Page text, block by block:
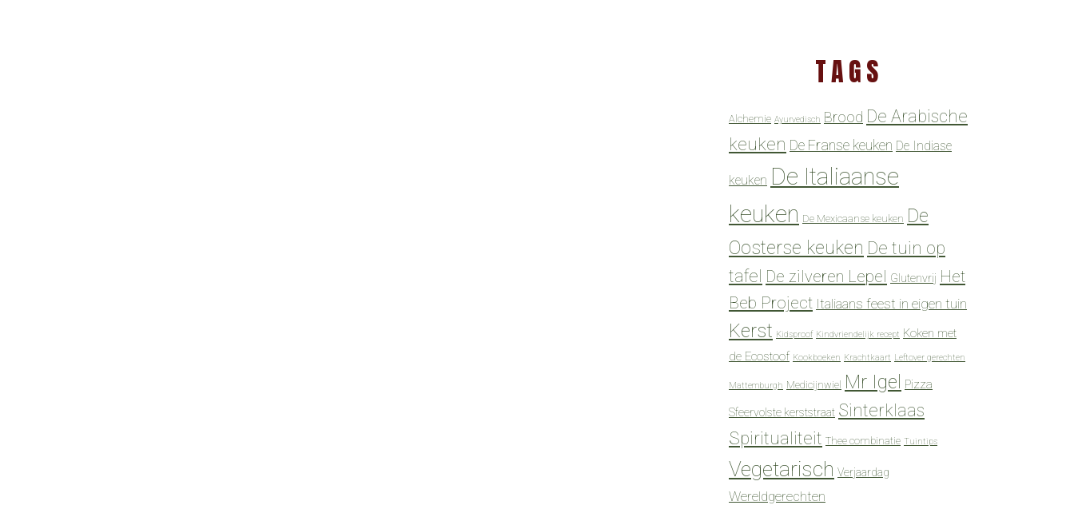
TAGS
Alchemie Ayurvedisch Brood De Arabische
keuken De Franse keuken De Indiase
keuken De Italiaanse
keuken De Mexicaanse keuken De
Oosterse keuken De tuin op
tafel De zilveren Lepel Glutenvrij Het
Beb Project Italiaans feest in eigen tuin
Kerst Kidsproof Kindvriendelijk recept Koken met
de Ecostoof Kookboeken Krachtkaart Leftover gerechten
Mattemburgh Medicijnwiel Mr Igel Pizza
Sfeervolste kerststraat Sinterklaas
Spiritualiteit Thee combinatie Tuintips
Vegetarisch Verjaardag
Wereldgerechten